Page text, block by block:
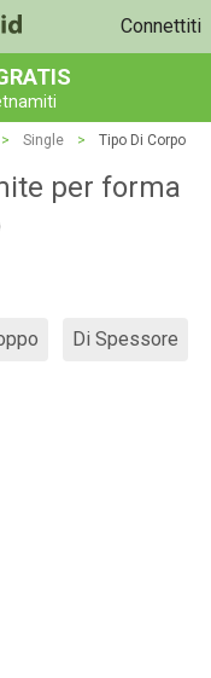
Connettiti
> Single > Tipo Di Corpo
per forma
Di Spessore